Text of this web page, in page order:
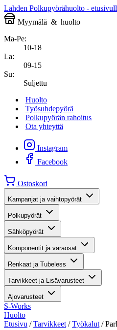
Lahden Polkupyörähuolto -
Myymälä & huolto
Ma-Pe:
10-18
La:
09-15
Su:
Suljettu
Huolto
Työsuhdepyörä
Polkupyörän rahoitus
Ota yhteyttä
Instagram
Facebook
Ostoskori
Kampanjat ja vaihtopyörät
Polkupyörät
Sähköpyörät
Komponentit ja varaosat
Renkaat ja Tubeless
Tarvikkeet ja Lisävarusteet
Ajovarusteet
S-Works
Huolto
Etusivu /Tarvikkeet /Työkalut /